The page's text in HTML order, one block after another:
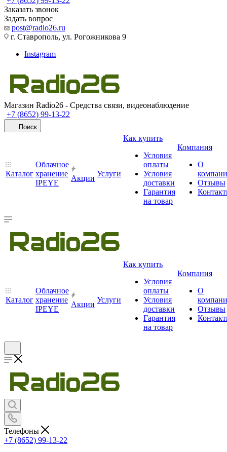
Заказать звонок
Задать вопрос
post@radio26.ru
г. Ставрополь, ул. Рогожникова 9
Instagram
Магазин Radio26 - Средства связи, видеонаблюдение
+7 (8652) 99-13-22
Поиск
Каталог
Облачное
хранение
IPEYE
Акции
Услуги
Как купить
Условия
оплаты
Условия
доставки
Гарантия
на товар
Компания
О
Отзывы
Каталог
Облачное
хранение
IPEYE
Акции
Услуги
Как купить
Условия
оплаты
Условия
доставки
Гарантия
на товар
Компания
О
Отзывы
Телефоны
+7 (8652) 99-13-22